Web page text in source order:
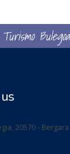
Bulegoa
20570 - Bergara